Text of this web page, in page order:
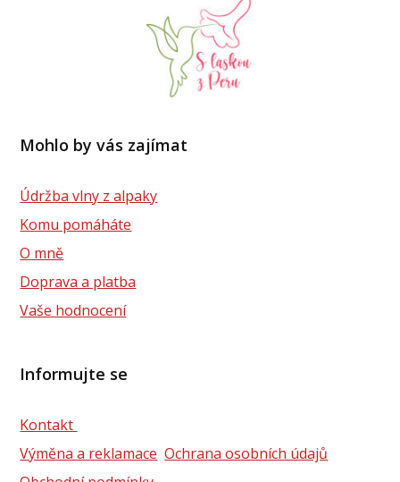
Mohlo by vás zajímat
Údržba vlny z alpaky
Komu pomáháte
O mně
Doprava a platba
Vaše hodnocení
Informujte se
Kontakt
Výměna a reklamace Ochrana osobních údajů